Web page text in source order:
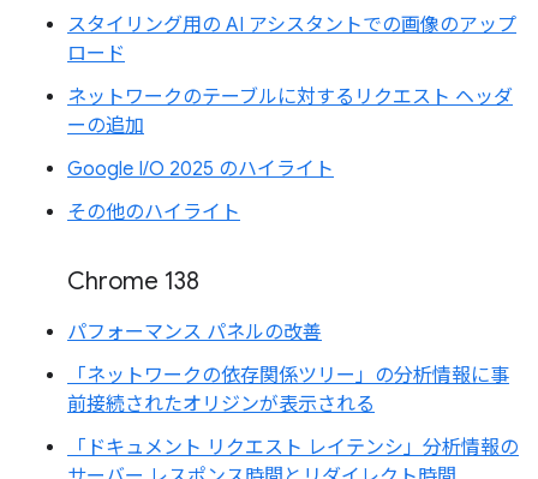
スタイリング用の AI アシスタントでの画像のアップ
ロード
ネットワークのテーブルに対するリクエスト ヘッダ
ーの追加
Google I/O 2025 のハイライト
その他のハイライト
Chrome 138
パフォーマンス パネルの改善
「ネットワークの依存関係ツリー」の分析情報に事
前接続されたオリジンが表示される
「ドキュメント リクエスト レイテンシ」分析情報の